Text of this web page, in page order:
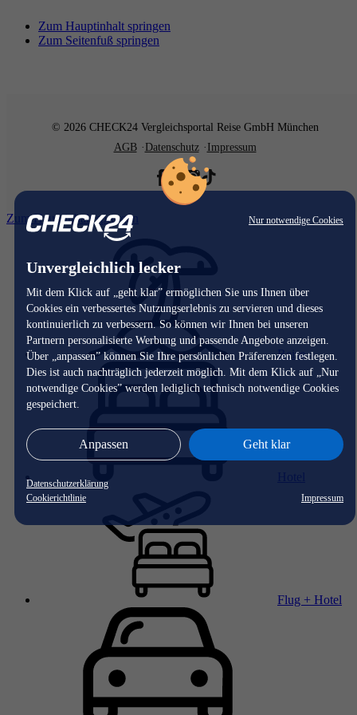
Nur notwendige Cookies
Unvergleichlich lecker
Mit dem Klick auf „geht klar” ermöglichen Sie uns Ihnen über
Cookies ein verbessertes Nutzungserlebnis zu servieren und dieses
kontinuierlich zu verbessern. So können wir Ihnen bei unseren
Partnern personalisierte Werbung und passende Angebote anzeigen.
Über „anpassen” können Sie Ihre persönlichen Präferenzen festlegen.
Dies ist auch nachträglich jederzeit möglich. Mit dem Klick auf „Nur
notwendige Cookies” werden lediglich technisch notwendige Cookies
gespeichert.
Anpassen Geht klar
Datenschutzerklärung
Cookierichtlinie
Impressum
Zum Hauptinhalt springen
Zum Seitenfuß springen
© 2026 CHECK24 Vergleichsportal Reise GmbH München
AGB
Datenschutz Impressum
Zum Hauptinhalt springen
Reise
Flug + Hotel